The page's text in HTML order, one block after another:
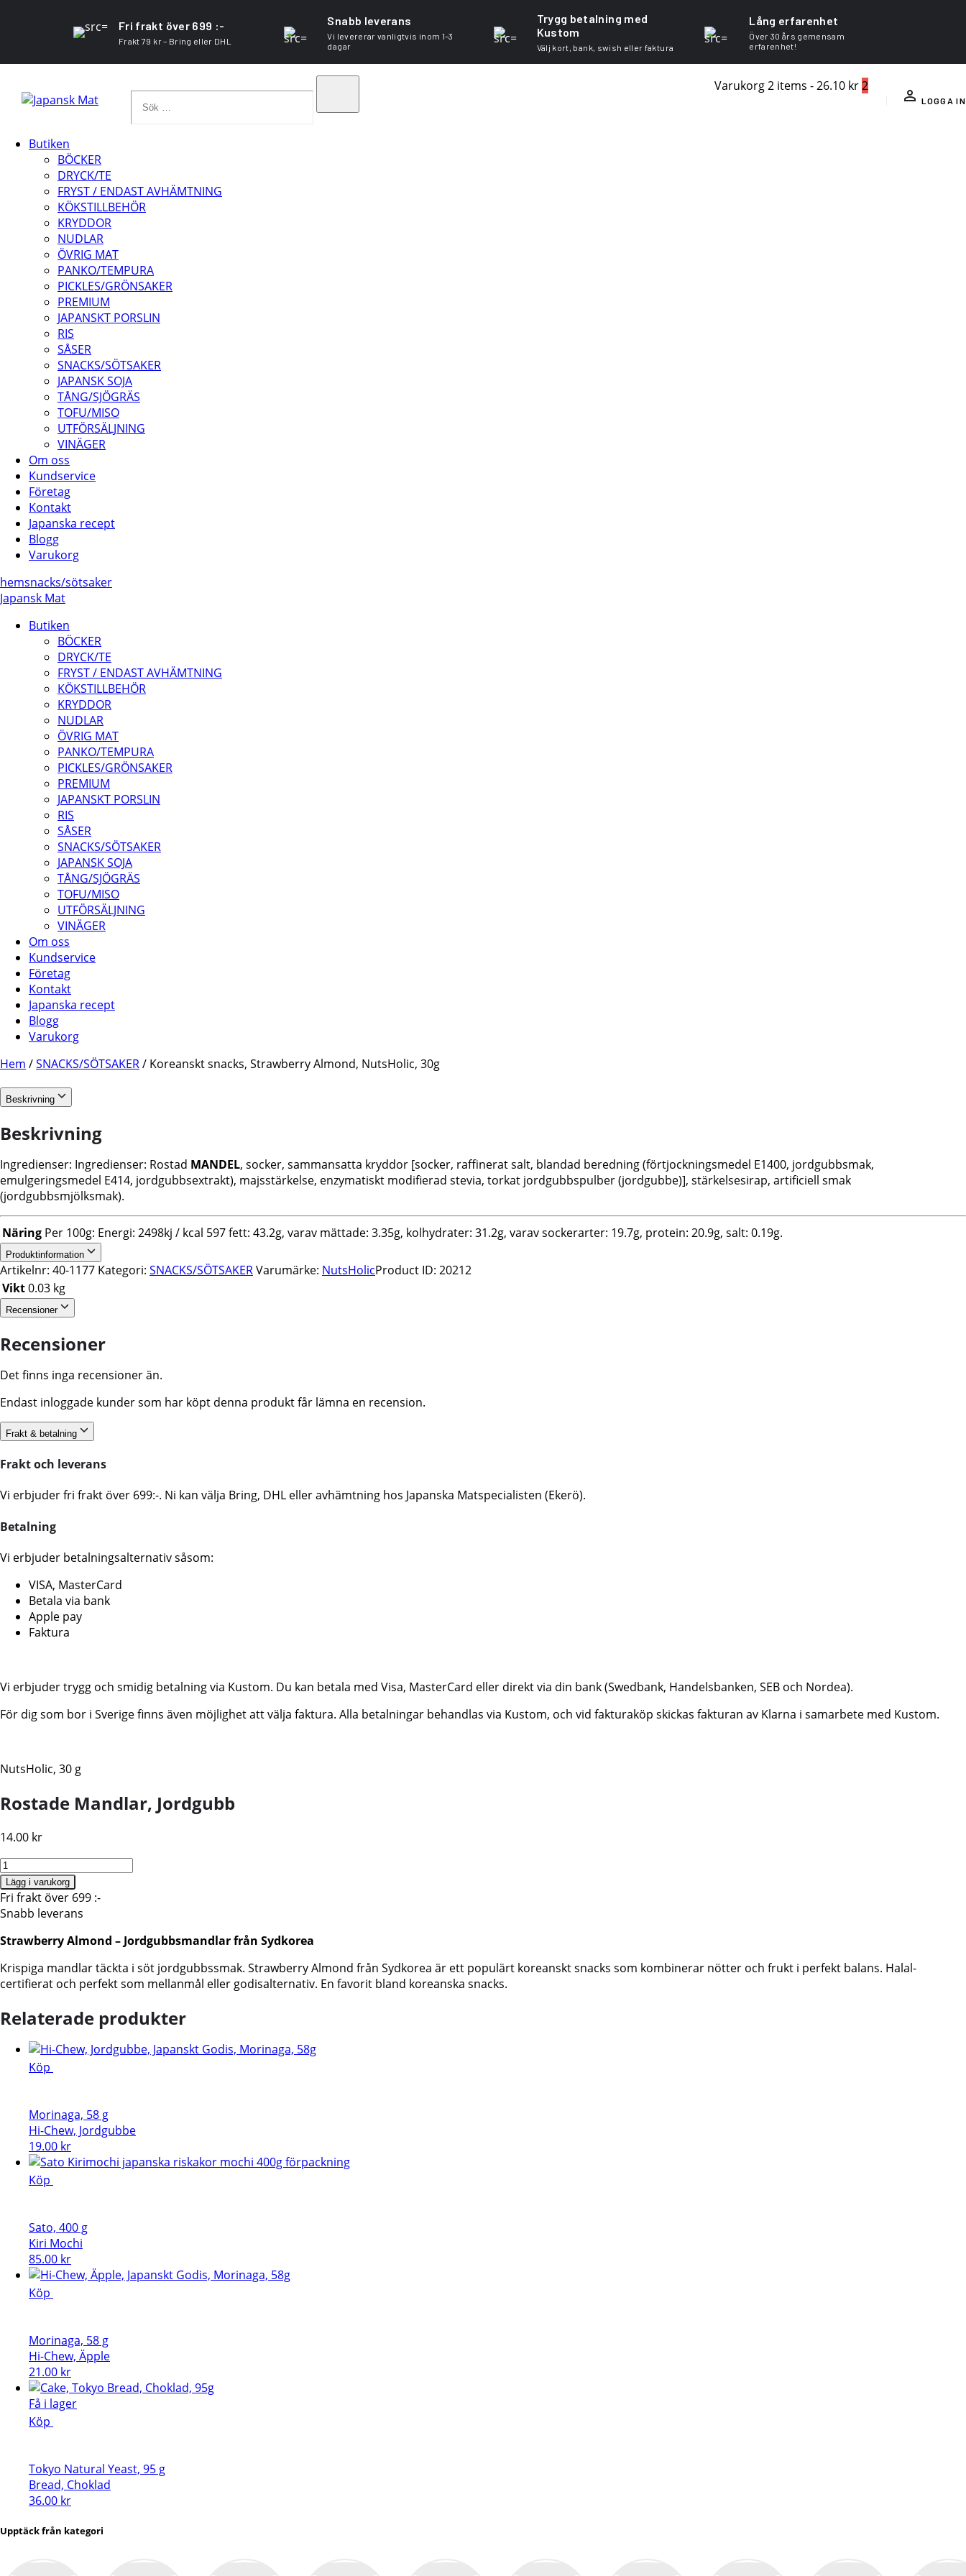
Fri frakt över 699 :-
Frakt 79 kr – Bring eller DHL
Snabb leverans
Vi levererar vanligtvis inom 1–3
dagar
Trygg betalning med
Kustom
Välj kort, bank, swish eller faktura
Lång erfarenhet
Över 30 års gemensam
erfarenhet!
Varukorg2 items -26.10 kr2
LOGGA IN
Butiken
BÖCKER
DRYCK/TE
FRYST / ENDAST AVHÄMTNING
KÖKSTILLBEHÖR
KRYDDOR
NUDLAR
ÖVRIG MAT
PANKO/TEMPURA
PICKLES/GRÖNSAKER
PREMIUM
JAPANSKT PORSLIN
RIS
SÅSER
SNACKS/SÖTSAKER
JAPANSK SOJA
TÅNG/SJÖGRÄS
TOFU/MISO
UTFÖRSÄLJNING
VINÄGER
Om oss
Kundservice
Företag
Kontakt
Japanska recept
Blogg
Varukorg
hemsnacks/sötsaker
Japansk Mat
Butiken
BÖCKER
DRYCK/TE
FRYST / ENDAST AVHÄMTNING
KÖKSTILLBEHÖR
KRYDDOR
NUDLAR
ÖVRIG MAT
PANKO/TEMPURA
PICKLES/GRÖNSAKER
PREMIUM
JAPANSKT PORSLIN
RIS
SÅSER
SNACKS/SÖTSAKER
JAPANSK SOJA
TÅNG/SJÖGRÄS
TOFU/MISO
UTFÖRSÄLJNING
VINÄGER
Om oss
Kundservice
Företag
Kontakt
Japanska recept
Blogg
Varukorg
Hem /SNACKS/SÖTSAKER/ Koreanskt snacks, Strawberry Almond, NutsHolic, 30g
Beskrivning
Beskrivning
Ingredienser: Ingredienser: Rostad MANDEL, socker, sammansatta kryddor [socker, raffinerat salt, blandad beredning (förtjockningsmedel E1400, jordgubbsmak,
emulgeringsmedel E414, jordgubbsextrakt), majsstärkelse, enzymatiskt modifierad stevia, torkat jordgubbspulber (jordgubbe)], stärkelsesirap, artificiell smak
(jordgubbsmjölksmak).
Näring Per 100g: Energi: 2498kj / kcal 597 fett: 43.2g, varav mättade: 3.35g, kolhydrater: 31.2g, varav sockerarter: 19.7g, protein: 20.9g, salt: 0.19g.
Produktinformation
Artikelnr: 40-1177 Kategori: SNACKS/SÖTSAKERVarumärke: NutsHolicProduct ID: 20212
Vikt0.03 kg
Recensioner
Recensioner
Det finns inga recensioner än.
Endast inloggade kunder som har köpt denna produkt får lämna en recension.
Frakt & betalning
Frakt och leverans
Vi erbjuder fri frakt över 699:-. Ni kan välja Bring, DHL eller avhämtning hos Japanska Matspecialisten (Ekerö).
Betalning
Vi erbjuder betalningsalternativ såsom:
VISA, MasterCard
Betala via bank
Apple pay
Faktura
Vi erbjuder trygg och smidig betalning via Kustom. Du kan betala med Visa, MasterCard eller direkt via din bank (Swedbank, Handelsbanken, SEB och Nordea).
För dig som bor i Sverige finns även möjlighet att välja faktura. Alla betalningar behandlas via Kustom, och vid fakturaköp skickas fakturan av Klarna i samarbete med Kustom.
NutsHolic, 30 g
Rostade Mandlar, Jordgubb
14.00 kr
Koreanskt
snacks,
Strawberry
Almond,
30g
Lägg i varukorg
Fri frakt över 699 :-
Snabb leverans
Strawberry Almond – Jordgubbsmandlar från Sydkorea
Krispiga mandlar täckta i söt jordgubbssmak. Strawberry Almond från Sydkorea är ett populärt koreanskt snacks som kombinerar nötter och frukt i perfekt balans. Halal-
certifierat och perfekt som mellanmål eller godisalternativ. En favorit bland koreanska snacks.
Relaterade produkter
Köp
Morinaga, 58 g
Hi-Chew, Jordgubbe
19.00 kr
Köp
Sato, 400 g
Kiri Mochi
85.00 kr
Köp
Morinaga, 58 g
Hi-Chew, Äpple
21.00 kr
Få i lager
Köp
Tokyo Natural Yeast, 95 g
Bread, Choklad
36.00 kr
Upptäck från kategori